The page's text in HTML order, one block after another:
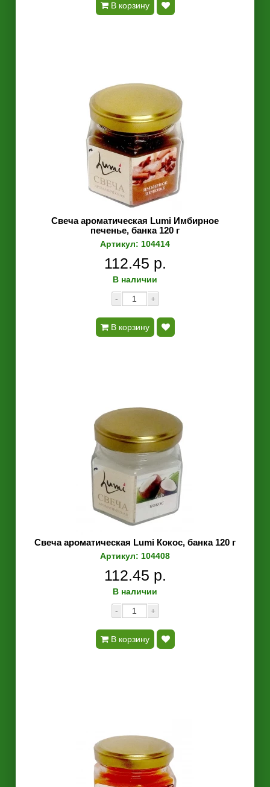
В корзину
Свеча ароматическая Lumi Имбирное
печенье, банка 120 г
Артикул: 104414
112.45 р.
В наличии
-
+
В корзину
Свеча ароматическая Lumi Кокос, банка 120 г
Артикул: 104408
112.45 р.
В наличии
-
+
В корзину